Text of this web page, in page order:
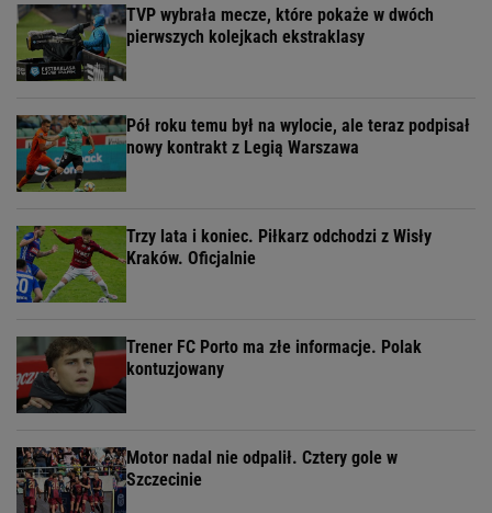
TVP wybrała mecze, które pokaże w dwóch
pierwszych kolejkach ekstraklasy
Pół roku temu był na wylocie, ale teraz podpisał
nowy kontrakt z Legią Warszawa
Trzy lata i koniec. Piłkarz odchodzi z Wisły
Kraków. Oficjalnie
Trener FC Porto ma złe informacje. Polak
kontuzjowany
Motor nadal nie odpalił. Cztery gole w
Szczecinie